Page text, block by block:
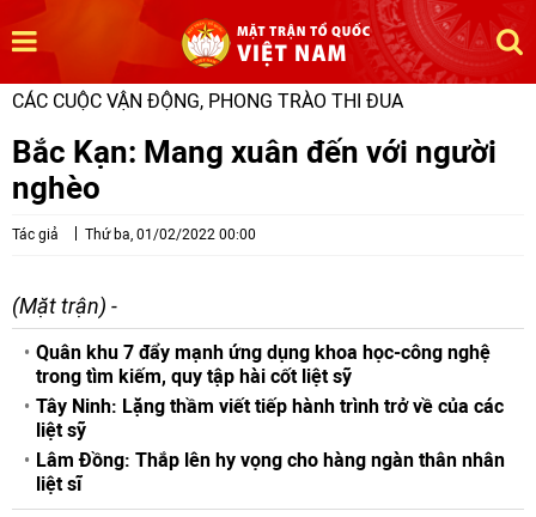
CÁC CUỘC VẬN ĐỘNG, PHONG TRÀO THI ĐUA
Bắc Kạn: Mang xuân đến với người
nghèo
Tác giả Thứ ba, 01/02/2022 00:00
(Mặt trận) -
Quân khu 7 đẩy mạnh ứng dụng khoa học-công nghệ
trong tìm kiếm, quy tập hài cốt liệt sỹ
Tây Ninh: Lặng thầm viết tiếp hành trình trở về của các
liệt sỹ
Lâm Đồng: Thắp lên hy vọng cho hàng ngàn thân nhân
liệt sĩ